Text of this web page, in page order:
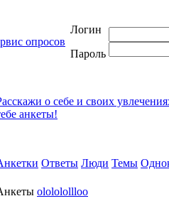
Логин
Пароль
о себе и своих
анкеты!
Ответы Люди Темы
olololollloo